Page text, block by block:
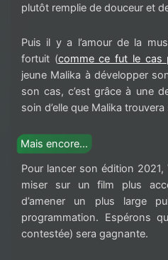
plutôt remplie de douceur et
Puis il y a l’amour de la
fortuit (comme ce fut le cas
jeune Malika à développer
son cas, c’est grâce à une
soin d’elle que Malika trouvera
Mais encore…
Pour lancer son édition 2021,
miser sur un film plus
d’amener un plus large
programmation. Espérons
contestée) sera gagnante.